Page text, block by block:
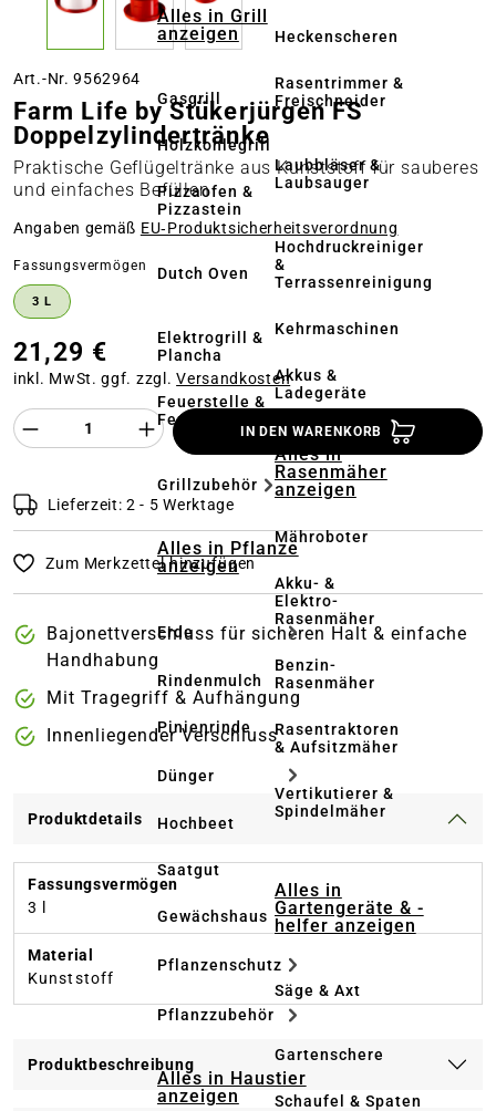
Alles in Grill
anzeigen
Gasgrill
Holzkohlegrill
Pizzaofen &
Pizzastein
Dutch Oven
Elektrogrill &
Plancha
Feuerstelle &
Feuerschale
Grillzubehör
Alles in Pflanze
anzeigen
Erde
Rindenmulch
Pinienrinde
Dünger
Hochbeet
Saatgut
Gewächshaus
Pflanzenschutz
Pflanzzubehör
Alles in Haustier
anzeigen
Heckenscheren
Rasentrimmer &
Freischneider
Laubbläser &
Laubsauger
Hochdruckreiniger
&
Terrassenreinigung
Kehrmaschinen
Akkus &
Ladegeräte
Alles in
Rasenmäher
anzeigen
Mähroboter
Akku- &
Elektro-
Rasenmäher
Benzin-
Rasenmäher
Rasentraktoren
& Aufsitzmäher
Vertikutierer &
Spindelmäher
Alles in
Gartengeräte & -
helfer anzeigen
Säge & Axt
Gartenschere
Schaufel & Spaten
Art.-Nr. 9562964
Farm Life by Stükerjürgen FS
Doppelzylindertränke
Praktische Geflügeltränke aus Kunststoff für sauberes
und einfaches Befüllen
Angaben gemäß EU‑Produktsicherheitsverordnung
Fassungsvermögen auswählen
3 L
21,29 €
inkl. MwSt. ggf. zzgl.Versandkosten
Produkt Anzahl des Produktes
IN DEN WARENKORB
Lieferzeit: 2 - 5 Werktage
Zum Merkzettel hinzufügen
Bajonettverschluss für sicheren Halt & einfache
Handhabung
Mit Tragegriff & Aufhängung
Innenliegender Verschluss
Produktdetails
Fassungsvermögen
3 l
Material
Kunststoff
Produktbeschreibung